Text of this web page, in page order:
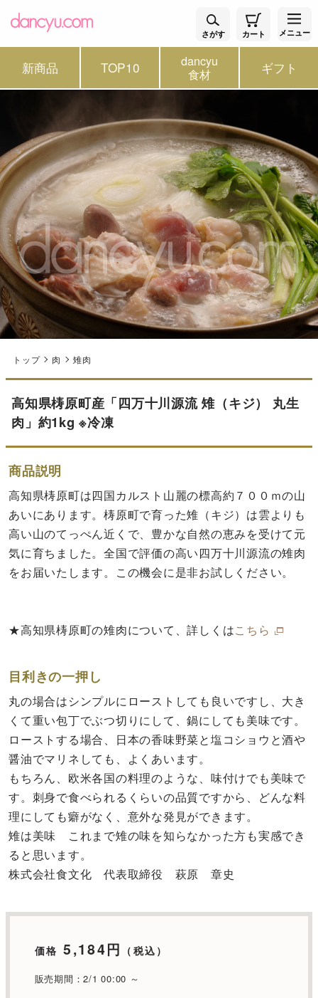
さがす カート メニュー
新商品 TOP10 dancyu
食材 ギフト
トップ 肉 雉肉
高知県梼原町産「四万十川源流 雉（キジ） 丸生
肉」約1kg ※冷凍
商品説明
高知県梼原町は四国カルスト山麗の標高約７００ｍの山
あいにあります。梼原町で育った雉（キジ）は雲よりも
高い山のてっぺん近くで、豊かな自然の恵みを受けて元
気に育ちました。全国で評価の高い四万十川源流の雉肉
をお届いたします。この機会に是非お試しください。
★高知県梼原町の雉肉について、詳しくはこちら
目利きの一押し
丸の場合はシンプルにローストしても良いですし、大き
くて重い包丁でぶつ切りにして、鍋にしても美味です。
ローストする場合、日本の香味野菜と塩コショウと酒や
醤油でマリネしても、よくあいます。
もちろん、欧米各国の料理のような、味付けでも美味で
す。刺身で食べられるくらいの品質ですから、どんな料
理にしても癖がなく、意外な発見ができます。
雉は美味 これまで雉の味を知らなかった方も実感でき
ると思います。
株式会社食文化 代表取締役 萩原 章史
価格 5,184円 （税込）
販売期間：2/1 00:00 ～